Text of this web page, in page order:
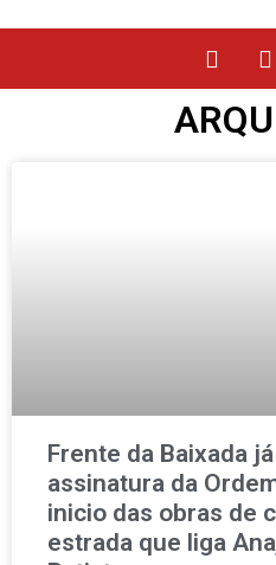
Frente da Baixada
assinatura da
inicio das obras de
estrada que liga